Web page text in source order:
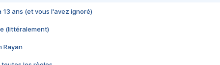
13 ans (et vous l'avez ignoré)
(littéralement)
Rayan